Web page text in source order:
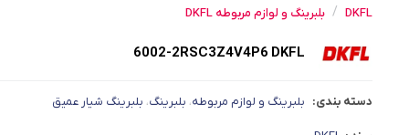
رولبرینگ استوانه ای
رولبرینگ بشکه ای کفگرد
DKFL
/ بلبرینگ و لوازم مربوطه DKFL
6002-2RSC3Z4V4P6 DKFL
دسته بندی: بلبرینگ و لوازم مربوطه، بلبرینگ، بلبرینگ شیار عمیق